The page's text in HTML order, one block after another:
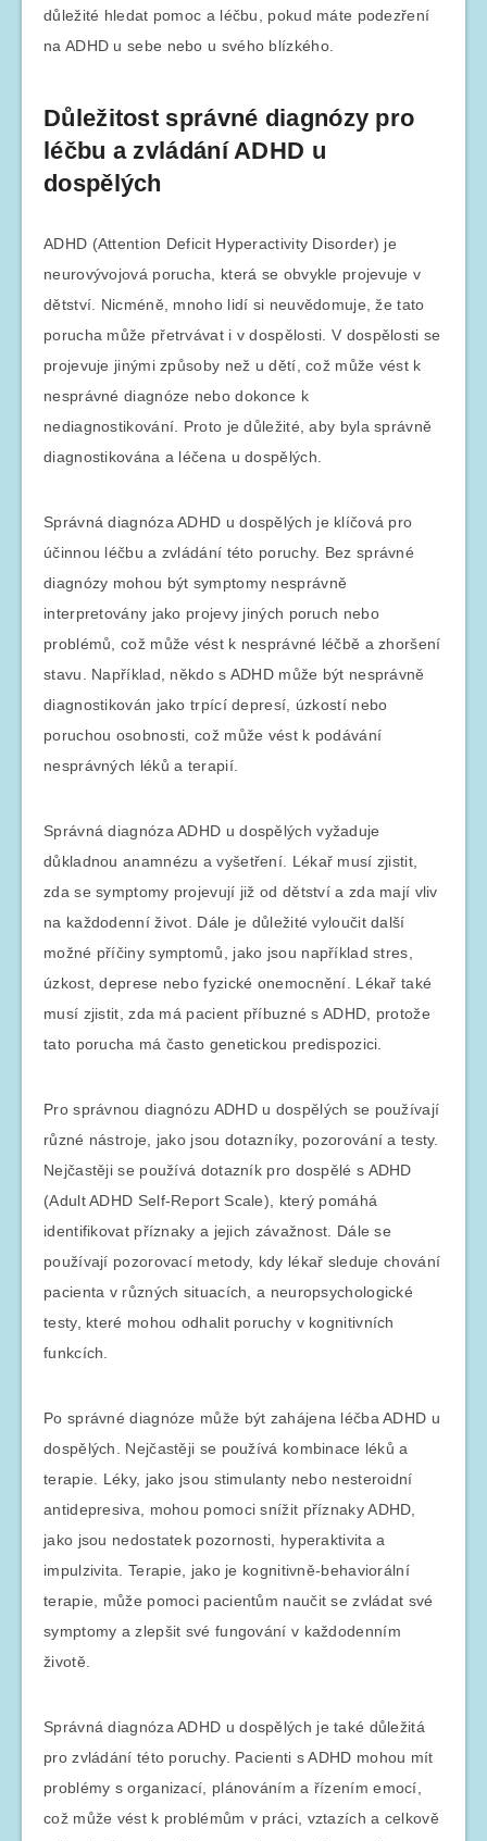
důležité hledat pomoc a léčbu, pokud máte podezření
na ADHD u sebe nebo u svého blízkého.
Důležitost správné diagnózy pro
léčbu a zvládání ADHD u
dospělých
ADHD (Attention Deficit Hyperactivity Disorder) je
neurovývojová porucha, která se obvykle projevuje v
dětství. Nicméně, mnoho lidí si neuvědomuje, že tato
porucha může přetrvávat i v dospělosti. V dospělosti se
projevuje jinými způsoby než u dětí, což může vést k
nesprávné diagnóze nebo dokonce k
nediagnostikování. Proto je důležité, aby byla správně
diagnostikována a léčena u dospělých.
Správná diagnóza ADHD u dospělých je klíčová pro
účinnou léčbu a zvládání této poruchy. Bez správné
diagnózy mohou být symptomy nesprávně
interpretovány jako projevy jiných poruch nebo
problémů, což může vést k nesprávné léčbě a zhoršení
stavu. Například, někdo s ADHD může být nesprávně
diagnostikován jako trpící depresí, úzkostí nebo
poruchou osobnosti, což může vést k podávání
nesprávných léků a terapií.
Správná diagnóza ADHD u dospělých vyžaduje
důkladnou anamnézu a vyšetření. Lékař musí zjistit,
zda se symptomy projevují již od dětství a zda mají vliv
na každodenní život. Dále je důležité vyloučit další
možné příčiny symptomů, jako jsou například stres,
úzkost, deprese nebo fyzické onemocnění. Lékař také
musí zjistit, zda má pacient příbuzné s ADHD, protože
tato porucha má často genetickou predispozici.
Pro správnou diagnózu ADHD u dospělých se používají
různé nástroje, jako jsou dotazníky, pozorování a testy.
Nejčastěji se používá dotazník pro dospělé s ADHD
(Adult ADHD Self-Report Scale), který pomáhá
identifikovat příznaky a jejich závažnost. Dále se
používají pozorovací metody, kdy lékař sleduje chování
pacienta v různých situacích, a neuropsychologické
testy, které mohou odhalit poruchy v kognitivních
funkcích.
Po správné diagnóze může být zahájena léčba ADHD u
dospělých. Nejčastěji se používá kombinace léků a
terapie. Léky, jako jsou stimulanty nebo nesteroidní
antidepresiva, mohou pomoci snížit příznaky ADHD,
jako jsou nedostatek pozornosti, hyperaktivita a
impulzivita. Terapie, jako je kognitivně-behaviorální
terapie, může pomoci pacientům naučit se zvládat své
symptomy a zlepšit své fungování v každodenním
životě.
Správná diagnóza ADHD u dospělých je také důležitá
pro zvládání této poruchy. Pacienti s ADHD mohou mít
problémy s organizací, plánováním a řízením emocí,
což může vést k problémům v práci, vztazích a celkově